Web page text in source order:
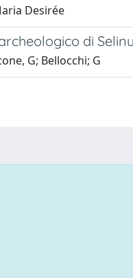
Desirée
di
G; Bellocchi; G